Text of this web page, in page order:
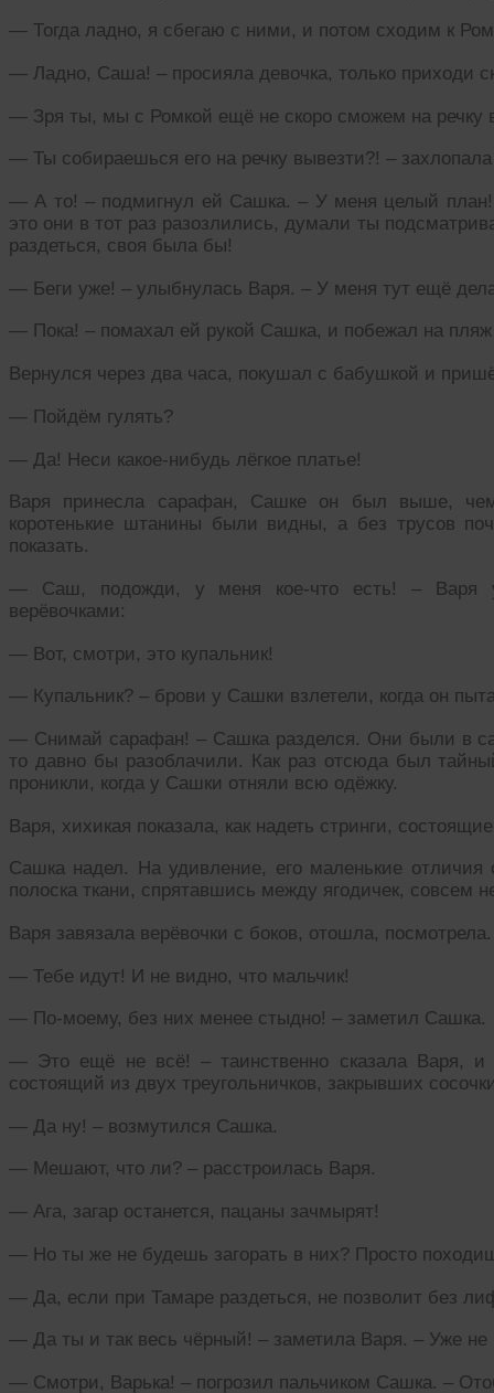
— Тогда ладно, я сбегаю с ними, и потом сходим к
— Ладно, Саша! – просияла девочка, только приходи
— Зря ты, мы с Ромкой ещё не скоро сможем на речку
— Ты собираешься его на речку вывезти?! –
— А то! – подмигнул ей Сашка. – У меня целый
это они в тот раз разозлились, думали ты
раздеться, своя была бы!
— Беги уже! – улыбнулась Варя. – У меня тут ещё
— Пока! – помахал ей рукой Сашка, и побежал на пляж
Вернулся через два часа, покушал с бабушкой и
— Пойдём гулять?
— Да! Неси какое-нибудь лёгкое платье!
Варя принесла сарафан, Сашке он был выше,
коротенькие штанины были видны, а без трусов
показать.
— Саш, подожди, у меня кое-что есть! – Варя
верёвочками:
— Вот, смотри, это купальник!
— Купальник? – брови у Сашки взлетели, когда он
— Снимай сарафан! – Сашка разделся. Они были в
то давно бы разоблачили. Как раз отсюда был
проникли, когда у Сашки отняли всю одёжку.
Варя, хихикая показала, как надеть стринги,
Сашка надел. На удивление, его маленькие отличия
полоска ткани, спрятавшись между ягодичек, совсем
Варя завязала верёвочки с боков, отошла, посмотрела.
— Тебе идут! И не видно, что мальчик!
— По-моему, без них менее стыдно! – заметил Сашка.
— Это ещё не всё! – таинственно сказала Варя, и
состоящий из двух треугольничков, закрывших
— Да ну! – возмутился Сашка.
— Мешают, что ли? – расстроилась Варя.
— Ага, загар останется, пацаны зачмырят!
— Но ты же не будешь загорать в них? Просто
— Да, если при Тамаре раздеться, не позволит без
— Да ты и так весь чёрный! – заметила Варя. – Уже не
— Смотри, Варька! – погрозил пальчиком Сашка. –